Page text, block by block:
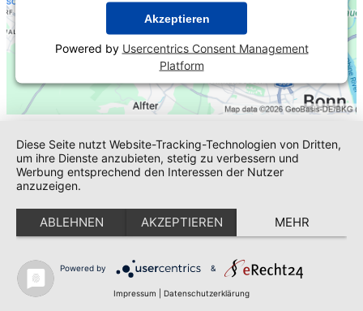
Akzeptieren
Powered by Usercentrics Consent Management
Platform
Diese Seite nutzt Website-Tracking-Technologien von Dritten,
um ihre Dienste anzubieten, stetig zu verbessern und
Werbung entsprechend den Interessen der Nutzer
anzuzeigen.
ABLEHNEN AKZEPTIEREN MEHR
Powered by &
Impressum Datenschutzerklärung